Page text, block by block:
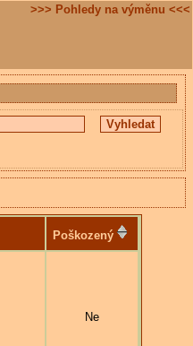
>>> Pohledy na výměnu <<<
Poškozený
Ne